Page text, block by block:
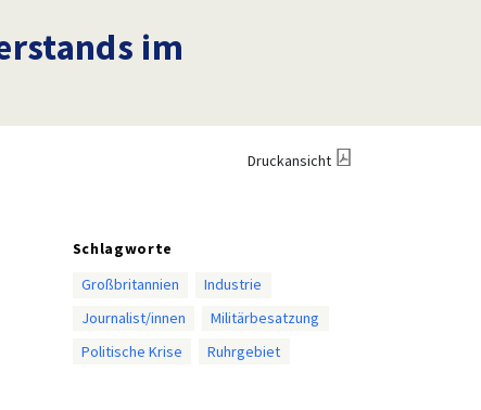
im
Druckansicht
Schlagworte
Großbritannien
Industrie
Journalist/innen
Militärbesatzung
Politische Krise
Ruhrgebiet